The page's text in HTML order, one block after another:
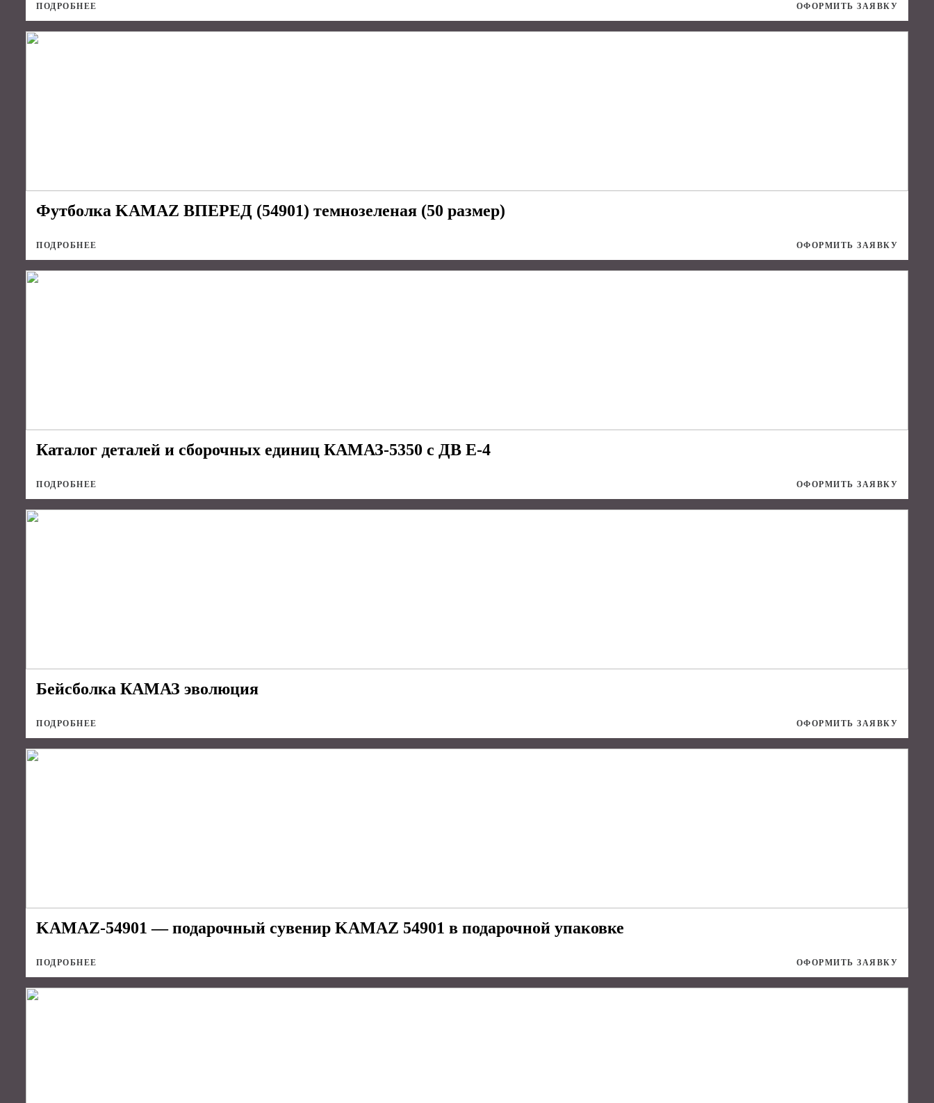
ПОДРОБНЕЕ ОФОРМИТЬ ЗАЯВКУ
Футболка KAMAZ ВПЕРЕД (54901) темнозеленая (50 размер)
ПОДРОБНЕЕ ОФОРМИТЬ ЗАЯВКУ
Каталог деталей и сборочных единиц КАМАЗ-5350 с ДВ Е-4
ПОДРОБНЕЕ ОФОРМИТЬ ЗАЯВКУ
Бейсболка КАМАЗ эволюция
ПОДРОБНЕЕ ОФОРМИТЬ ЗАЯВКУ
KAMAZ-54901 — подарочный сувенир KAMAZ 54901 в подарочной упаковке
ПОДРОБНЕЕ ОФОРМИТЬ ЗАЯВКУ